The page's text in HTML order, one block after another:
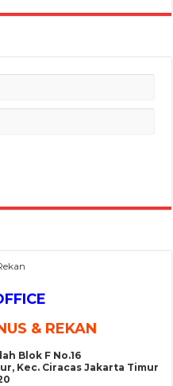
& REKAN
Blok F No.16
Kec. Ciracas Jakarta Timur